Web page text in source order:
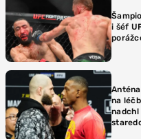
i šéf
na
nadchl